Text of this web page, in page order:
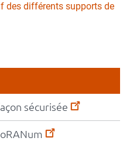
des différents supports de
sécurisée